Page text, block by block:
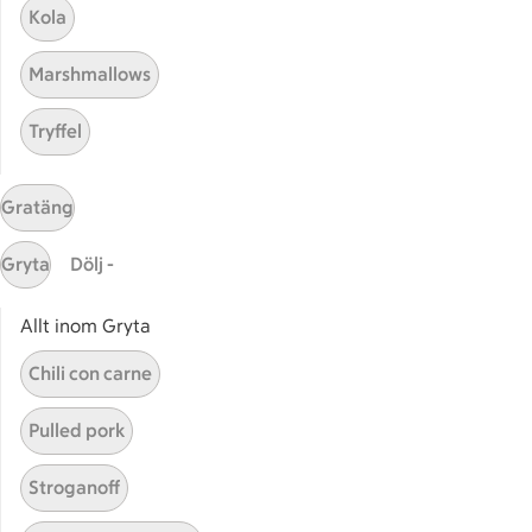
ICA Maxi
Utvalda leverantörer
Annonsera
Jobba på ICA
Hållbarhet
ICA Stiftelsen
En god morgondag
Kundservice
Reklamera
Återkallelser
Spärra eller beställ nytt ICA-kort
Behandling av personuppgifter
Hantera cookies
Kola
Marshmallows
Tryffel
Gratäng
Gryta Dölj -
Allt inom Gryta
Chili con carne
Pulled pork
Stroganoff